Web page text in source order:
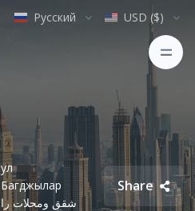
Русский USD ($)
Багджылар
شقق ومحلات
Share